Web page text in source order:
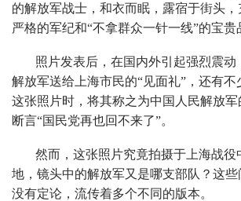
的解放军战士，和衣而眠，露宿于街头
严格的军纪和“不拿群众一针一线”的宝贵
照片发表后，在国内外引起强烈震动
解放军送给上海市民的“见面礼”，还有
这张照片时，将其称之为中国人民解放军
断言“国民党再也回不来了”。
然而，这张照片究竟拍摄于上海战役
地，镜头中的解放军又是哪支部队？这
没有定论，流传着多个不同的版本。